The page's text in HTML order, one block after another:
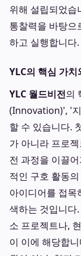
위해 설립되었습
통찰력을 바탕으
하고 실행합니다.
YLC의 핵심 가치
YLC 월드비전의
(Innovation)', '
할 수 있습니다.
가 아니라 프로
전 과정을 이끌
적인 구호 활동
아이디어를 접목
색하는 것입니다
소 프로젝트나,
이 이에 해당합